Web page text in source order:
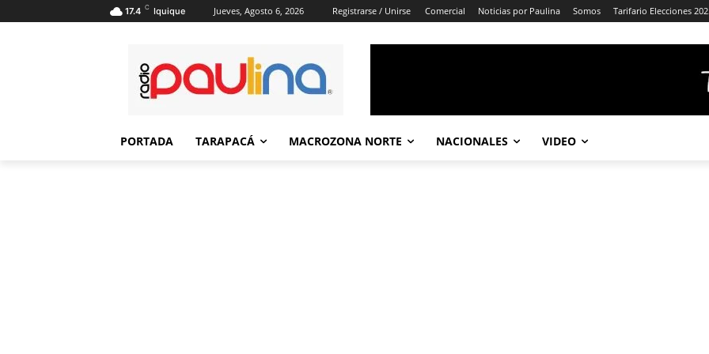
17.4 C Iquique Jueves, Agosto 6, 2026 Registrarse / Unirse Comercial Noticias por Paulina Somos Tarifario Elecciones
PORTADA TARAPACÁ MACROZONA NORTE NACIONALES VIDEO